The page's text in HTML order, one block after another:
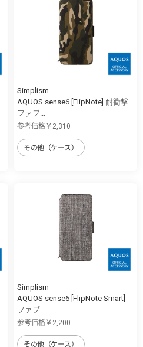
Simplism
AQUOS sense6 [FlipNote] 耐衝撃
ファブ...
参考価格￥2,310
その他（ケース）
Simplism
AQUOS sense6 [FlipNote Smart]
ファブ...
参考価格￥2,200
その他（ケース）